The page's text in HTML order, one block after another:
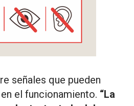
señales que pueden
el funcionamiento. “La